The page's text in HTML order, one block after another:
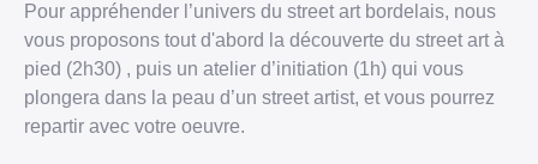
Pour appréhender l’univers du street art bordelais, nous
vous proposons tout d'abord la découverte du street art à
pied (2h30) , puis un atelier d’initiation (1h) qui vous
plongera dans la peau d’un street artist, et vous pourrez
repartir avec votre oeuvre.